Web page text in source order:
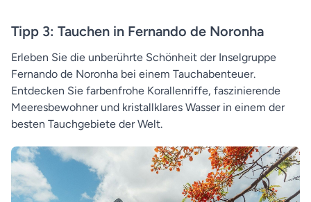
Tipp 3: Tauchen in Fernando de Noronha
Erleben Sie die unberührte Schönheit der Inselgruppe
Fernando de Noronha bei einem Tauchabenteuer.
Entdecken Sie farbenfrohe Korallenriffe, faszinierende
Meeresbewohner und kristallklares Wasser in einem der
besten Tauchgebiete der Welt.